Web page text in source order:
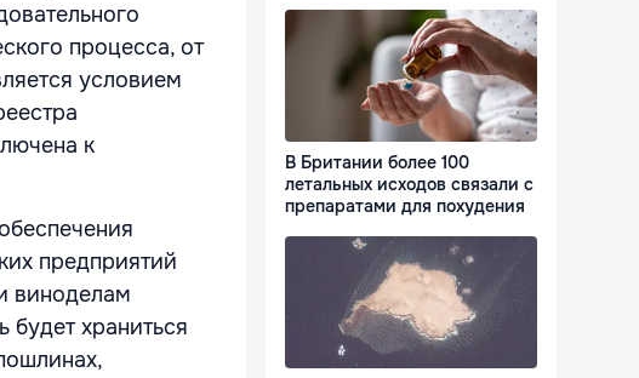
процесса, от
условием
к
предприятий
виноделам
храниться
В Британии более 100
летальных исходов связали с
препаратами для похудения